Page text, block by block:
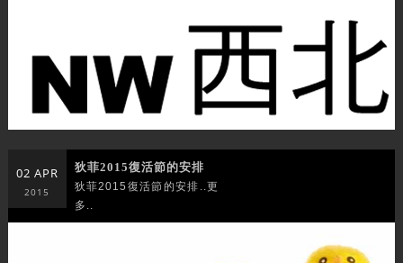
02 APR
2015
狄菲2015復活節的安排
狄菲2015復活節的安排..更
多..